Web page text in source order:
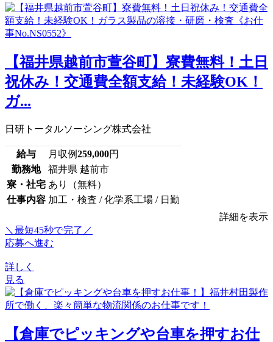
【福井県越前市萱谷町】寮費無料！土日
祝休み！交通費全額支給！未経験OK！
ガ...
日研トータルソーシング株式会社
給与 月収例259,000円
勤務地
福井県 越前市
寮・社宅 あり（無料）
仕事内容 加工・検査 / 化学系工場 / 日勤
詳細を表示
＼最短45秒で完了／
応募へ進む
詳しく
見る
【倉庫でピッキングや台車を押すお仕